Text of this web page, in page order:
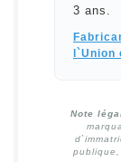
3 ans.
l`Union
Note